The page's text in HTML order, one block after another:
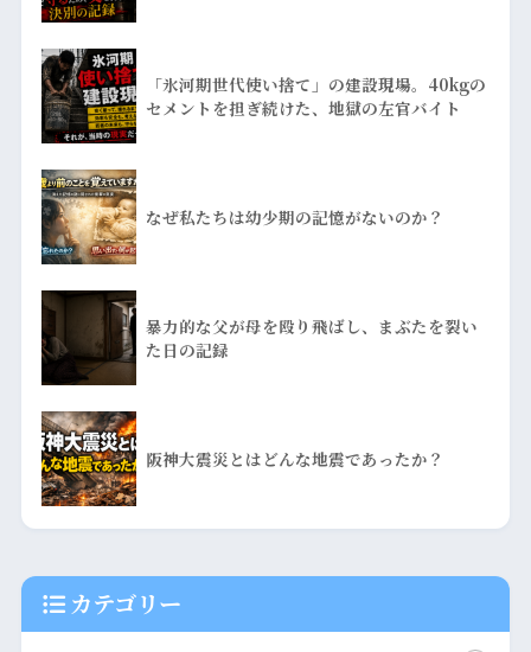
「氷河期世代使い捨て」の建設現場。40kgの
セメントを担ぎ続けた、地獄の左官バイト
なぜ私たちは幼少期の記憶がないのか？
暴力的な父が母を殴り飛ばし、まぶたを裂い
た日の記録
阪神大震災とはどんな地震であったか？
カテゴリー